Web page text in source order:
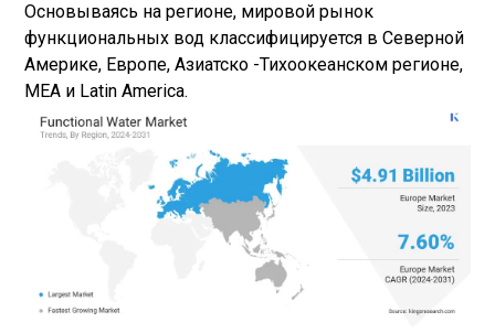
Основываясь на регионе, мировой рынок
функциональных вод классифицируется в Северной
Америке, Европе, Азиатско -Тихоокеанском регионе,
MEA и Latin America.